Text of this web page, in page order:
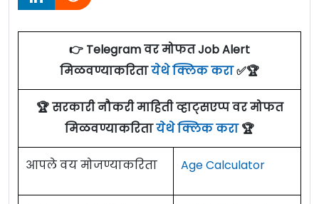
👉 Telegram वर मोफत Job Alert
मिळवण्याकरितायेथे क्लिक करा✅🏆
🏆 सरकारी नौकरी माहिती व्हाट्सएप्प वर मोफत
मिळवण्याकरितायेथे क्लिक करा🏆
आपले वय मोजण्याकरिता Age Calculator